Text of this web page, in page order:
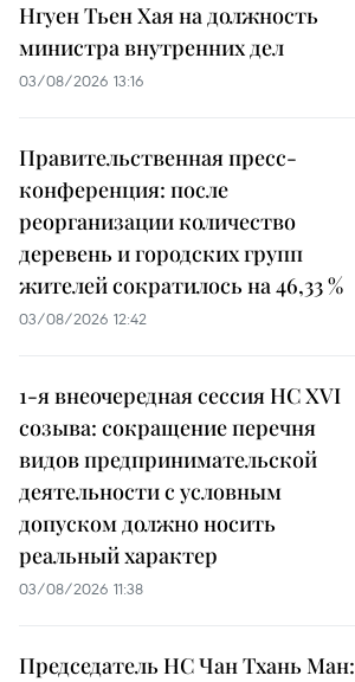
Нгуен Тьен Хая на должность
министра внутренних дел
03/08/2026 13:16
Правительственная пресс-
конференция: после
реорганизации количество
деревень и городских групп
жителей сократилось на 46,33 %
03/08/2026 12:42
1-я внеочередная сессия НС XVI
созыва: сокращение перечня
видов предпринимательской
деятельности с условным
допуском должно носить
реальный характер
03/08/2026 11:38
Председатель НС Чан Тхань Ман: